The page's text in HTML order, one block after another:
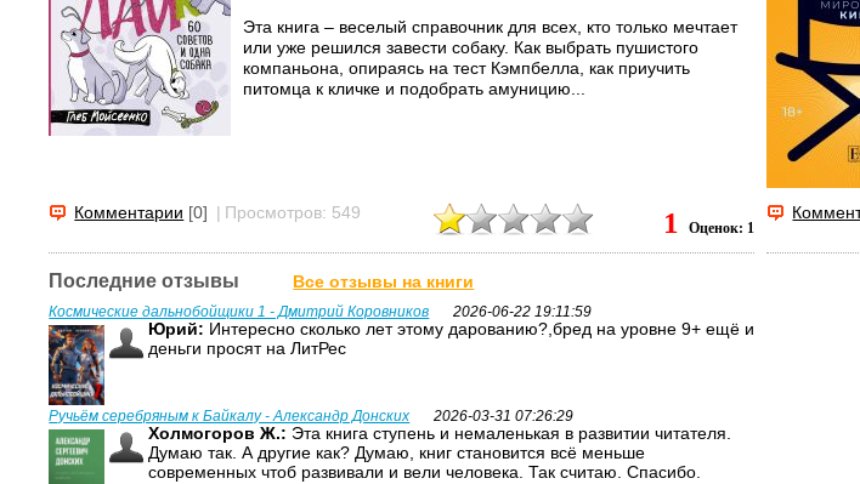
Эта книга – веселый справочник для всех, кто только мечтает
или уже решился завести собаку. Как выбрать пушистого
компаньона, опираясь на тест Кэмпбелла, как приучить
питомца к кличке и подобрать амуницию...
Комментарии [0] | Просмотров: 549 1 Оценок: 1
Последние отзывы Все отзывы на книги
Космические дальнобойщики 1 - Дмитрий Коровников 2026-06-22 19:11:59
Юрий: Интересно сколько лет этому дарованию?,бред на уровне 9+ ещё и
деньги просят на ЛитРес
Ручьём серебряным к Байкалу - Александр Донских 2026-03-31 07:26:29
Холмогоров Ж.: Эта книга ступень и немаленькая в развитии читателя.
Думаю так. А другие как? Думаю, книг становится всё меньше
современных чтоб развивали и вели человека. Так считаю. Спасибо.